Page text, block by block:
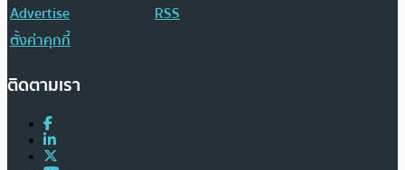
Advertise
RSS
ตั้งค่าคุกกี้
ติดตามเรา